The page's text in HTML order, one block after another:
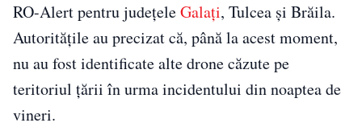
RO-Alert pentru judeţeleGalaţi, Tulcea şi Brăila.
Autorităţile au precizat că, până la acest moment,
nu au fost identificate alte drone căzute pe
teritoriul ţării în urma incidentului din noaptea de
vineri.